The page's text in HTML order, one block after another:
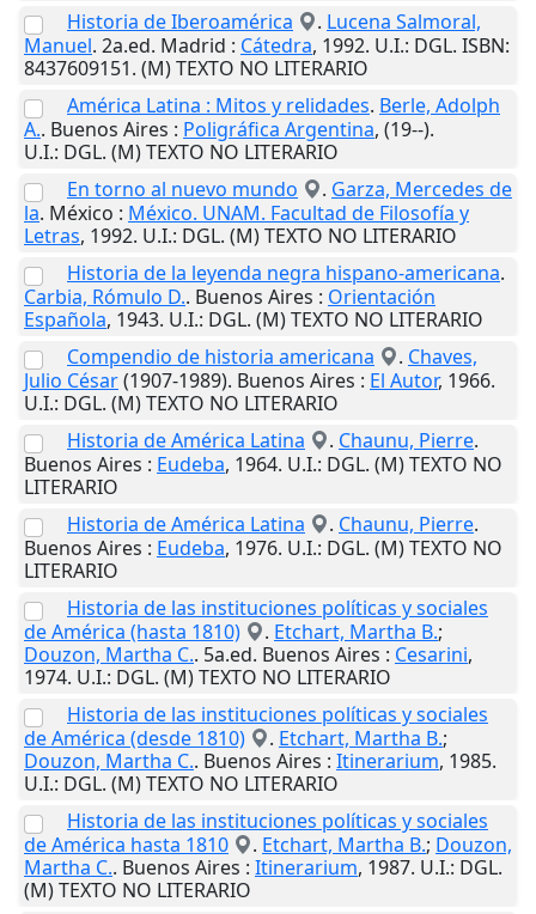
Historia de Iberoamérica
. Lucena Salmoral,
Manuel. 2a.ed. Madrid : Cátedra, 1992. U.I.: DGL. ISBN:
8437609151. (M) TEXTO NO LITERARIO
América Latina : Mitos y relidades. Berle, Adolph
A.. Buenos Aires : Poligráfica Argentina, (19--).
U.I.: DGL. (M) TEXTO NO LITERARIO
En torno al nuevo mundo
. Garza, Mercedes de
la. México : México. UNAM. Facultad de Filosofía y
Letras, 1992. U.I.: DGL. (M) TEXTO NO LITERARIO
Historia de la leyenda negra hispano-americana.
Carbia, Rómulo D.. Buenos Aires : Orientación
Española, 1943. U.I.: DGL. (M) TEXTO NO LITERARIO
Compendio de historia americana
. Chaves,
Julio César(1907-1989). Buenos Aires : El Autor, 1966.
U.I.: DGL. (M) TEXTO NO LITERARIO
Historia de América Latina
. Chaunu, Pierre.
Buenos Aires : Eudeba, 1964. U.I.: DGL. (M) TEXTO NO
LITERARIO
Historia de América Latina
. Chaunu, Pierre.
Buenos Aires : Eudeba, 1976. U.I.: DGL. (M) TEXTO NO
LITERARIO
Historia de las instituciones políticas y sociales
de América (hasta 1810)
. Etchart, Martha B.;
Douzon, Martha C.. 5a.ed. Buenos Aires : Cesarini,
1974. U.I.: DGL. (M) TEXTO NO LITERARIO
Historia de las instituciones políticas y sociales
de América (desde 1810)
. Etchart, Martha B.;
Douzon, Martha C.. Buenos Aires : Itinerarium, 1985.
U.I.: DGL. (M) TEXTO NO LITERARIO
Historia de las instituciones políticas y sociales
de América hasta 1810
. Etchart, Martha B.; Douzon,
Martha C.. Buenos Aires : Itinerarium, 1987. U.I.: DGL.
(M) TEXTO NO LITERARIO